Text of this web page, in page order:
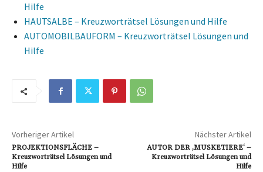
Hilfe
HAUTSALBE – Kreuzworträtsel Lösungen und Hilfe
AUTOMOBILBAUFORM – Kreuzworträtsel Lösungen und
Hilfe
Vorheriger Artikel
PROJEKTIONSFLÄCHE –
Kreuzworträtsel Lösungen und
Hilfe
Nächster Artikel
AUTOR DER ‚MUSKETIERE‘ –
Kreuzworträtsel Lösungen und
Hilfe